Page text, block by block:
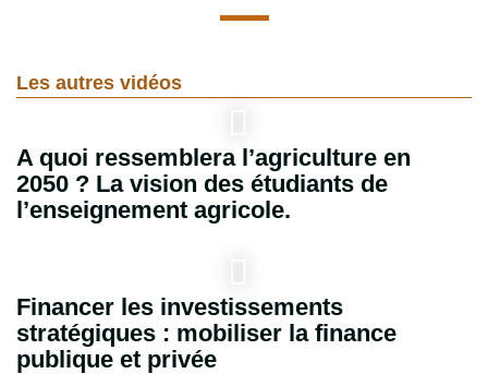
Les autres vidéos
A quoi ressemblera l’agriculture en
2050 ? La vision des étudiants de
l’enseignement agricole.
Financer les investissements
stratégiques : mobiliser la finance
publique et privée